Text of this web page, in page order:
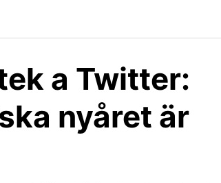
a Twitter:
nyåret är